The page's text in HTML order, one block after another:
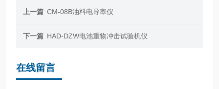
上一篇 CM-08B油料电导率仪
下一篇 HAD-DZW电池重物冲击试验机仪
在线留言